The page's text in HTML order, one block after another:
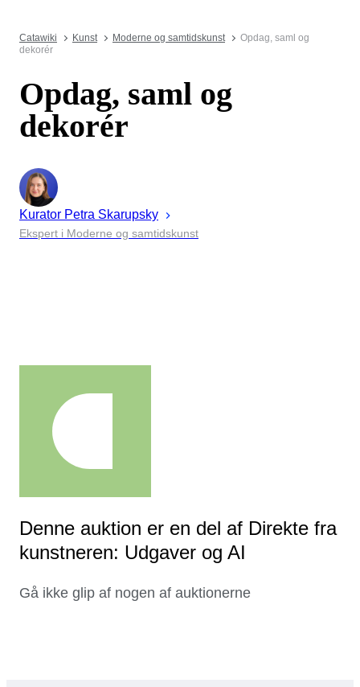
Catawiki Kunst Moderne og samtidskunst
Opdag, saml og
dekorér
Opdag, saml og
dekorér
Kurator Petra Skarupsky
Ekspert i Moderne og samtidskunst
Denne auktion er en del af Direkte fra
kunstneren: Udgaver og AI
Gå ikke glip af nogen af auktionerne